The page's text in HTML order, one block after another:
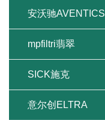
安沃驰AVENTICS
mpfiltri翡翠
SICK施克
意尔创ELTRA